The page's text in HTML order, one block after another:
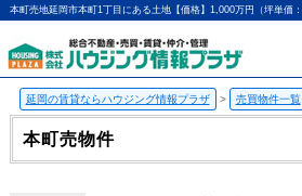
延岡の賃貸ならハウジング情報プラザ > 売買物件一覧
本町売物件